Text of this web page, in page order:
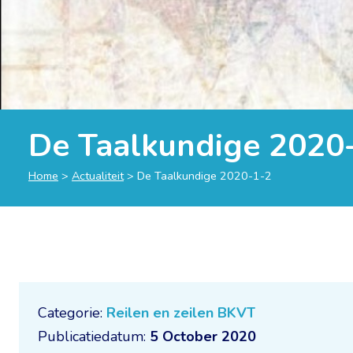
De Taalkundige
Home > Actualiteit> De Taalkundige 2020-1-2
Categorie: Reilen en zeilen BKVT
Publicatiedatum: 5 October 2020